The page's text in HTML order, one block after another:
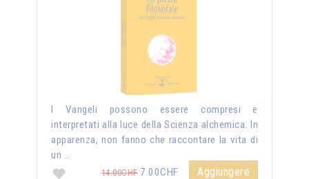
I Vangeli possono essere compresi e
interpretati alla luce della Scienza alchemica. In
apparenza, non fanno che raccontare la vita di
un …
14.00CHF7.00CHF Aggiungere